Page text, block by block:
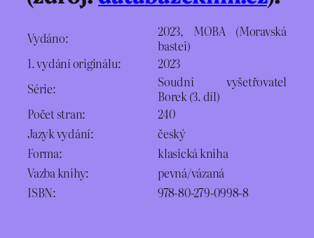
Vydáno:
2023, MOBA (Moravská
bastei)
1. vydání originálu:
2023
Série:
Soudní vyšetřovatel
Borek (3. díl)
Počet stran:
240
Jazyk vydání:
český
Forma:
klasická kniha
Vazba knihy:
pevná/vázaná
ISBN:
978-80-279-0998-8